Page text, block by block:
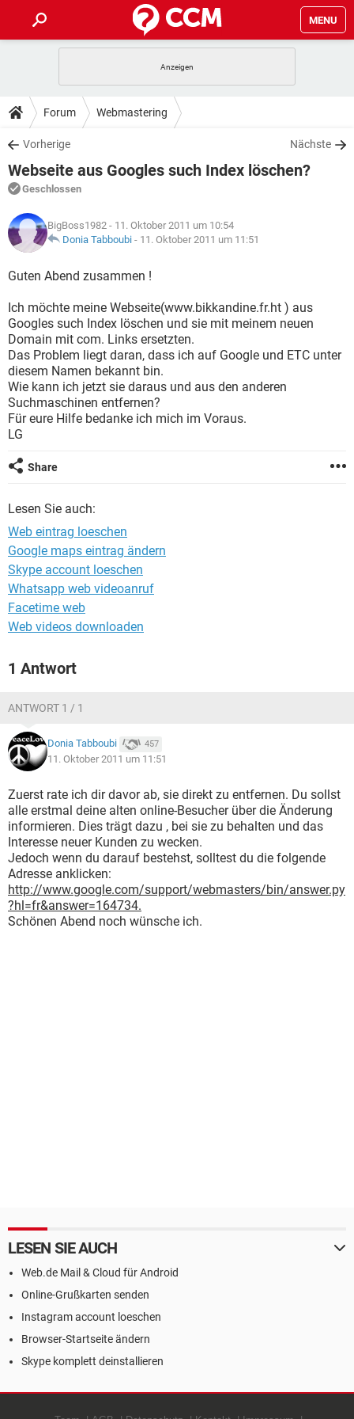
MENU
ANDROID
WINDOWS 10
WHATSAPP TIKTOK
FACEBOOK
TIPPS & TRICKS
SPIELE
WINDOWS 10
WHATSAPP
FACEBOOK HARDWARE
DOWNLOADS
SPIELE STREAMING
ANDROID
WINDOWS 10 INSTAGRAM
WHATSAPP
FACEBOOK
FORUM
SPIELE
ANDROID IOS
FACEBOOK HARDWARE
LEXIKON
SPIELE
ANDROID
WINDOWS 10 INSTAGRAM
WHATSAPP
FACEBOOK HARDWARE
Forum Webmastering
Vorherige Nächste
Webseite aus Googles such Index löschen?
Geschlossen
BigBoss1982 - 11. Oktober 2011 um 10:54
Donia Tabboubi - 11. Oktober 2011 um 11:51
Guten Abend zusammen !
Ich möchte meine Webseite(www.bikkandine.fr.ht ) aus
Googles such Index löschen und sie mit meinem neuen
Domain mit com. Links ersetzten.
Das Problem liegt daran, dass ich auf Google und ETC unter
diesem Namen bekannt bin.
Wie kann ich jetzt sie daraus und aus den anderen
Suchmaschinen entfernen?
Für eure Hilfe bedanke ich mich im Voraus.
LG
Share
Lesen Sie auch:
Web eintrag loeschen
Google maps eintrag ändern
Skype account loeschen
Whatsapp web videoanruf
Facetime web
Web videos downloaden
1 Antwort
ANTWORT 1 / 1
Donia Tabboubi 457
11. Oktober 2011 um 11:51
Zuerst rate ich dir davor ab, sie direkt zu entfernen. Du sollst
alle erstmal deine alten online-Besucher über die Änderung
informieren. Dies trägt dazu , bei sie zu behalten und das
Interesse neuer Kunden zu wecken.
Jedoch wenn du darauf bestehst, solltest du die folgende
Adresse anklicken:
http://www.google.com/support/webmasters/bin/answer.py
?hl=fr&answer=164734.
Schönen Abend noch wünsche ich.
LESEN SIE AUCH
Web.de Mail & Cloud für Android
Online-Grußkarten senden
Instagram account loeschen
Browser-Startseite ändern
Skype komplett deinstallieren